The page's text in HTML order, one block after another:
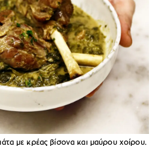
με κρέας βίσονα και μαύρου χοίρου.